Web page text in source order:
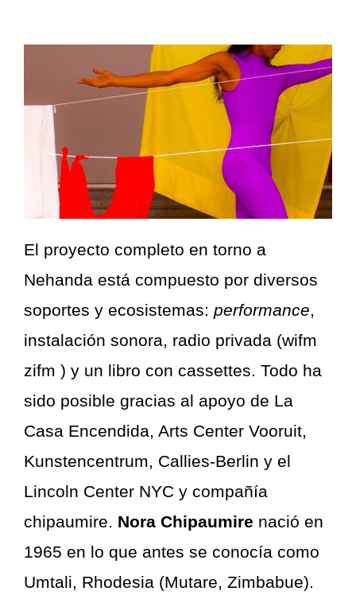
El proyecto completo en torno a
Nehanda está compuesto por diversos
soportes y ecosistemas: performance,
instalación sonora, radio privada (wifm
zifm ) y un libro con cassettes. Todo ha
sido posible gracias al apoyo de La
Casa Encendida, Arts Center Vooruit,
Kunstencentrum, Callies-Berlin y el
Lincoln Center NYC y compañía
chipaumire. Nora Chipaumire nació en
1965 en lo que antes se conocía como
Umtali, Rhodesia (Mutare, Zimbabue).